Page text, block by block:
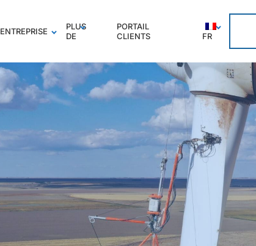
ENTREPRISE
PLUS
DE
PORTAIL
CLIENTS
FR